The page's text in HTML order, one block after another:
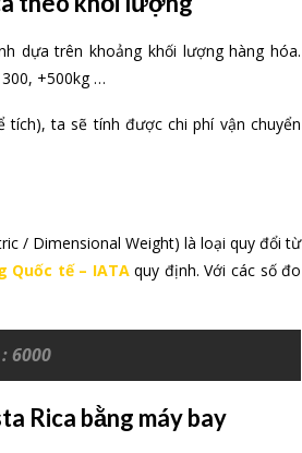
dựa trên khoảng khối lượng hàng hóa.
+500kg …
ta sẽ tính được chi phí vận chuyển
/ Dimensional Weight) là loại quy đổi từ
Quốc tế – IATAquy định. Với các số đo
6000
Rica bằng máy bay